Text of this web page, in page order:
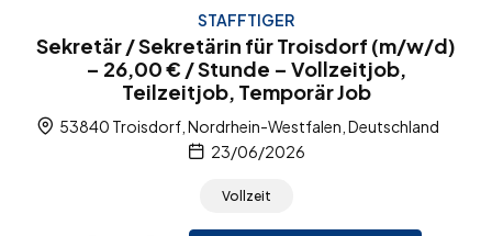
STAFFTIGER
Sekretär / Sekretärin für Troisdorf (m/w/d)
– 26,00 € / Stunde – Vollzeitjob,
Teilzeitjob, Temporär Job
53840 Troisdorf, Nordrhein-Westfalen, Deutschland
23/06/2026
Vollzeit